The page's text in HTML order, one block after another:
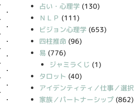
占い・心理学 (130)
ＮＬＰ (111)
ビジョン心理学 (653)
四柱推命 (96)
易 (776)
ジャミラくじ (1)
タロット (40)
アイデンティティ／仕事／選択
家族／パートナーシップ (862)